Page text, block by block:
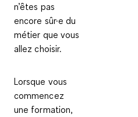
n’êtes pas
encore sûr·e du
métier que vous
allez choisir.
Lorsque vous
commencez
une formation,